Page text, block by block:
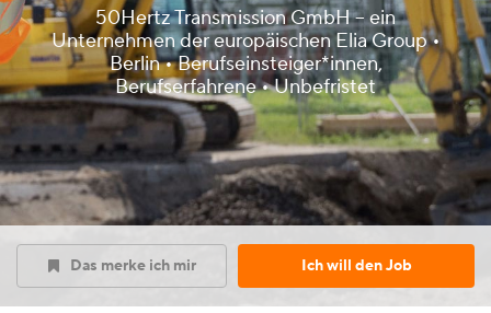
50Hertz Transmission GmbH – ein
Unternehmen der europäischen Elia Group •
Berlin • Berufseinsteiger*innen,
Berufserfahrene • Unbefristet
Das merke ich mir Ich will den Job